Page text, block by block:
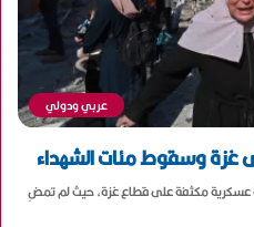
عربي ودولي
غزة وسقوط مئات الشهداء
عسكرية مكثفة على قطاع غزة، حيث لم تمضِ